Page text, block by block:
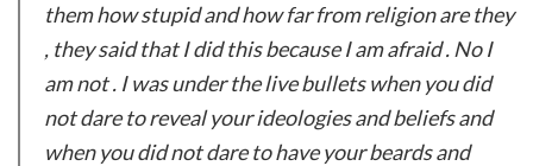
them how stupid and how far from religion are they
, they said that I did this because I am afraid . No I
am not . I was under the live bullets when you did
not dare to reveal your ideologies and beliefs and
when you did not dare to have your beards and